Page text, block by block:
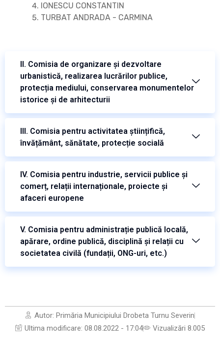
IONESCU CONSTANTIN
TURBAT ANDRADA - CARMINA
II. Comisia de organizare și dezvoltare
urbanistică, realizarea lucrărilor publice,
protecția mediului, conservarea monumentelor
istorice și de arhitecturii
III. Comisia pentru activitatea științifică,
învățământ, sănătate, protecție socială
IV. Comisia pentru industrie, servicii publice și
comerț, relații internaționale, proiecte și
afaceri europene
V. Comisia pentru administrație publică locală,
apărare, ordine publică, disciplină și relații cu
societatea civilă (fundații, ONG-uri, etc.)
Autor: Primăria Municipiului Drobeta Turnu Severin
Ultima modificare: 08.08.2022 - 17:04
Vizualizări 8.005